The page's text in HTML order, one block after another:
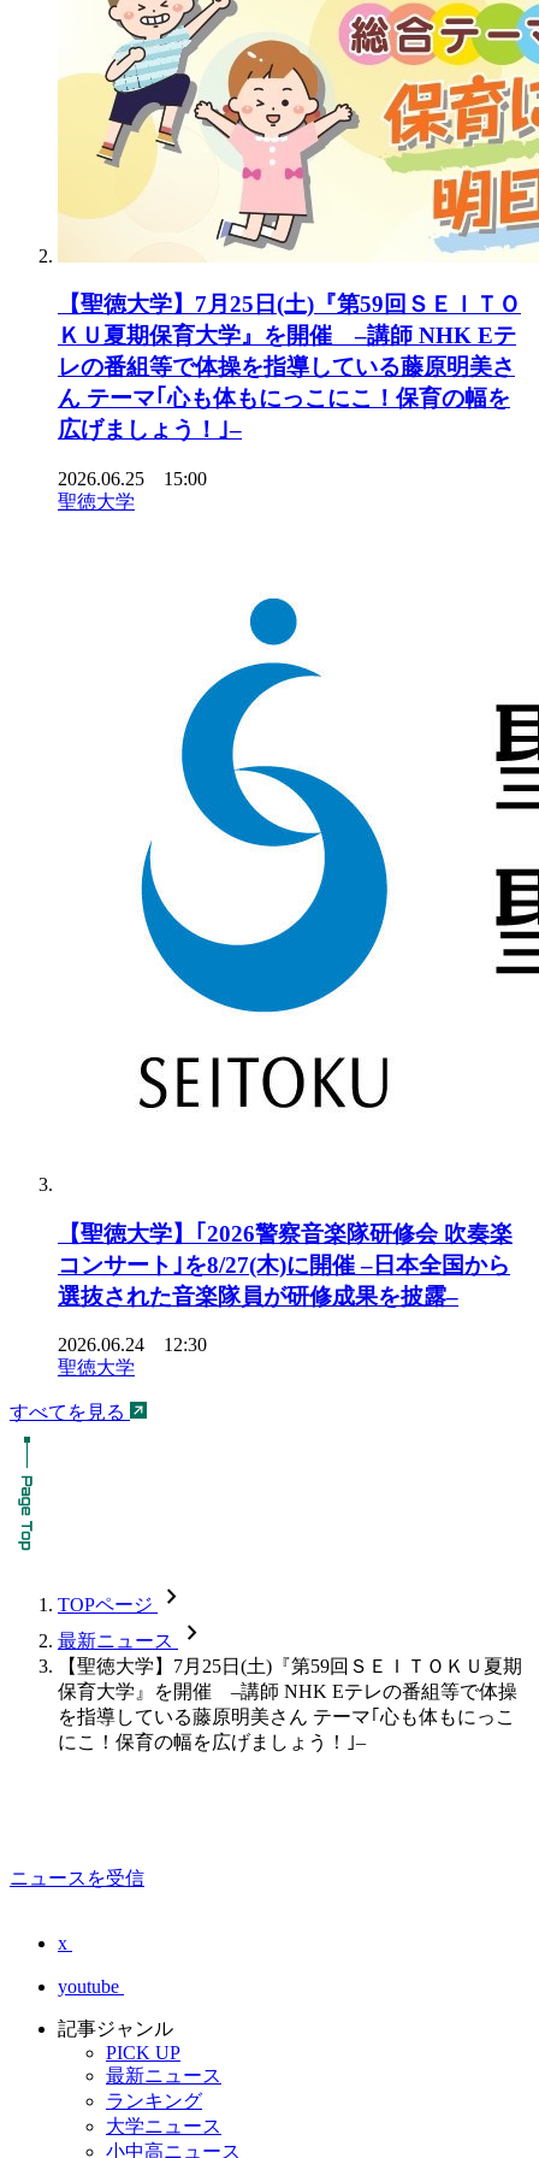
【聖徳大学】7月25日(土)『第59回ＳＥＩＴＯ
ＫＵ夏期保育大学』を開催 –講師 NHK Eテ
レの番組等で体操を指導している藤原明美さ
ん テーマ｢心も体もにっこにこ！保育の幅を
広げましょう！｣–
2026.06.25 15:00
聖徳大学
【聖徳大学】｢2026警察音楽隊研修会 吹奏楽
コンサート｣を8/27(木)に開催 –日本全国から
選抜された音楽隊員が研修成果を披露–
2026.06.24 12:30
聖徳大学
すべてを見る
TOPページ chevron_forward
最新ニュース chevron_forward
【聖徳大学】7月25日(土)『第59回ＳＥＩＴＯＫＵ夏期
保育大学』を開催 –講師 NHK Eテレの番組等で体操
を指導している藤原明美さん テーマ｢心も体もにっこ
にこ！保育の幅を広げましょう！｣–
ニュースを受信
x
youtube
記事ジャンル
PICK UP
最新ニュース
ランキング
大学ニュース
小中高ニュース